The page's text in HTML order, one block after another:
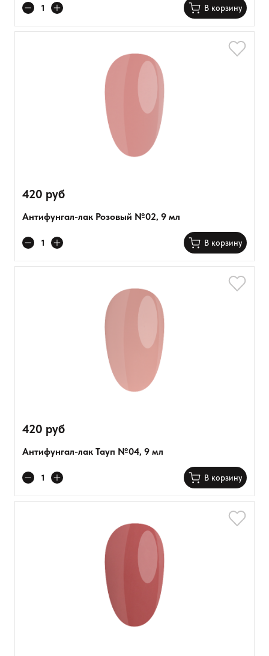
В корзину
420 руб
Антифунгал-лак Розовый №02, 9 мл
В корзину
420 руб
Антифунгал-лак Тауп №04, 9 мл
В корзину